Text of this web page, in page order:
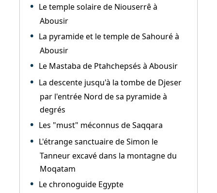
Le temple solaire de Niouserrê à
Abousir
La pyramide et le temple de Sahouré à
Abousir
Le Mastaba de Ptahchepsés à Abousir
La descente jusqu'à la tombe de Djeser
par l'entrée Nord de sa pyramide à
degrés
Les "must" méconnus de Saqqara
L'étrange sanctuaire de Simon le
Tanneur excavé dans la montagne du
Moqatam
Le chronoguide Egypte